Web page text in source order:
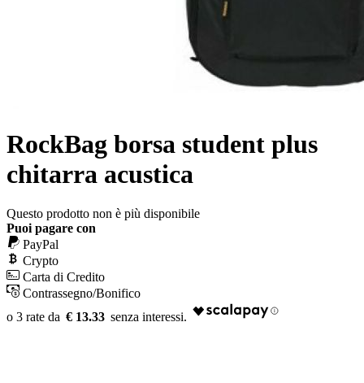
RockBag borsa student plus
chitarra acustica
Questo prodotto non è più disponibile
Puoi pagare con
PayPal
Crypto
Carta di Credito
Contrassegno/Bonifico
€ 13.33